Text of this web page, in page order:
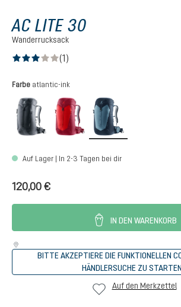
AC LITE 30
Wanderrucksack
(1)
Farbeauswählen
atlantic-ink
black cherry-masala
Auf Lager | In 2-3 Tagen bei dir
120,00 €
IN DEN WARENKORB
BITTE AKZEPTIERE DIE FUNKTIONELLEN
HÄNDLERSUCHE ZU STARTEN.
Auf den Merkzettel